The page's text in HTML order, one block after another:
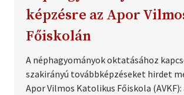
képzésre az Apor
Főiskolán
A néphagyományok oktatásához
szakirányú továbbképzéseket hirdet
Apor Vilmos Katolikus Főiskola (AVKF):